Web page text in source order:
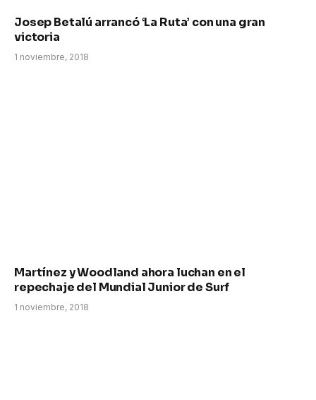
Josep Betalú arrancó ‘La Ruta’ con una gran
victoria
1 noviembre, 2018
Martínez y Woodland ahora luchan en el
repechaje del Mundial Junior de Surf
1 noviembre, 2018